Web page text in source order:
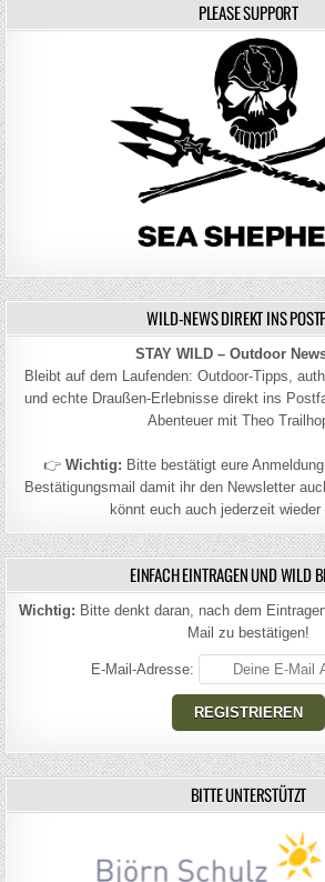
PLEASE SUPPORT
WILD-NEWS DIREKT INS
STAY WILD – Outdoor
Bleibt auf dem Laufenden: Outdoor-Tipps,
und echte Draußen-Erlebnisse direkt ins
Abenteuer mit Theo
👉 Wichtig: Bitte bestätigt eure
Bestätigungsmail damit ihr den Newsletter
könnt euch auch jederzeit wieder
EINFACH EINTRAGEN UND WILD
Wichtig: Bitte denkt daran, nach dem
Mail zu bestätigen!
E-Mail-Adresse:
BITTE UNTERSTÜTZT